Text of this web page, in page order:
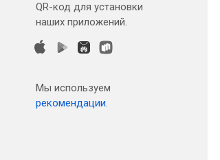
QR-код для установки
наших приложений.
Мы используем
рекомендации.